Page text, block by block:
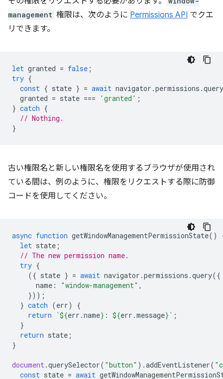
management 権限は、次のように Permissions API でクエ
リできます。
let granted = false ;
try {
const { state } = await navigator .permissions .query
granted = state === 'granted' ;
} catch {
// Nothing.
}
古い権限名と新しい権限名を使用するブラウザが使用され
ている間は、例のように、権限をリクエストする際に防御
コードを使用してください。
async function getWindowManagementPermissionState()
let state ;
// The new permission name.
try {
({ state } = await navigator .permissions .query({
name : "window-management" ,
}));
} catch (err)
{
return
`${err .name} : ${err .message} ` ;
}
return state ;
}
document.querySelector( "button" ).addEventListener(
const state = await